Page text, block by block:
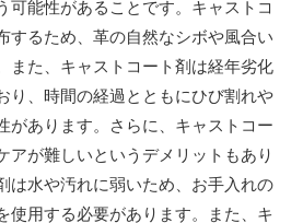
可能性があることです。キャストコ
するため、革の自然なシボや風合い
また、キャストコート剤は経年劣化
り、時間の経過とともにひび割れや
があります。さらに、キャストコー
アが難しいというデメリットもあり
は水や汚れに弱いため、お手入れの
使用する必要があります。また、キ